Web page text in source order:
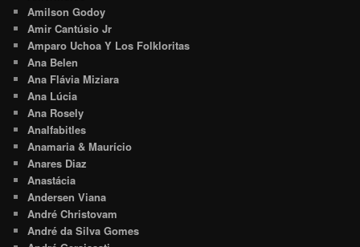
Amilson Godoy
Amir Cantúsio Jr
Amparo Uchoa Y Los Folkloritas
Ana Belen
Ana Flávia Miziara
Ana Lúcia
Ana Rosely
Analfabitles
Anamaria & Maurício
Anares Diaz
Anastácia
Andersen Viana
André Christovam
André da Silva Gomes